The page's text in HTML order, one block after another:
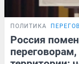
ПОЛИТИКА
Россия